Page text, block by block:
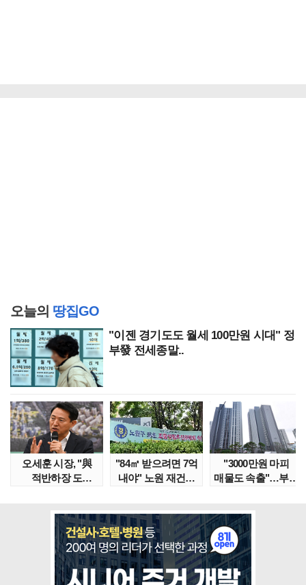
오늘의 땅집GO
"이젠 경기도도 월세 100만원 시대" 정
부發 전세종말..
오세훈 시장, "與
적반하장 도
"84㎡ 받으려면 7억
내야" 노원 재건축
"3000만원 마피
매물도 속출"…부산